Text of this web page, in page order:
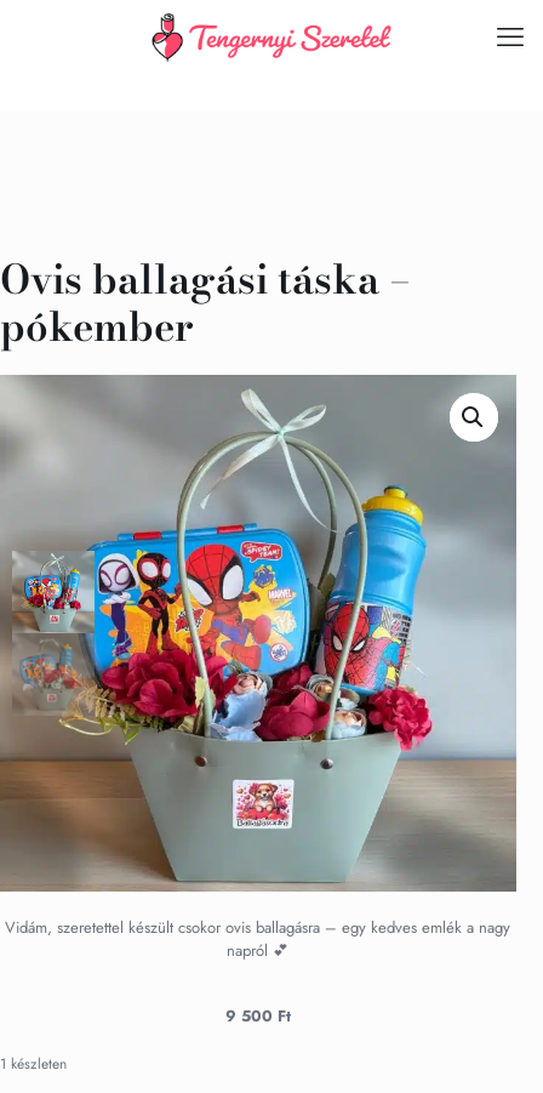
Ovis ballagási táska –
pókember
Vidám, szeretettel készült csokor ovis ballagásra – egy kedves emlék a nagy
napról 💕
9 500 Ft
1 készleten